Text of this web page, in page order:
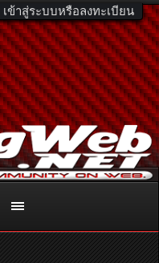
เข้าสู่ระบบหรือลงทะเบียน
หรือโทร. 081-811-1138
มเติม คลิกที่นี่